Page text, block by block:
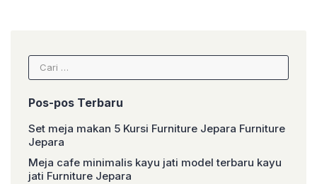
Cari
untuk:
Pos-pos Terbaru
Set meja makan 5 Kursi Furniture Jepara Furniture
Jepara
Meja cafe minimalis kayu jati model terbaru kayu
jati Furniture Jepara